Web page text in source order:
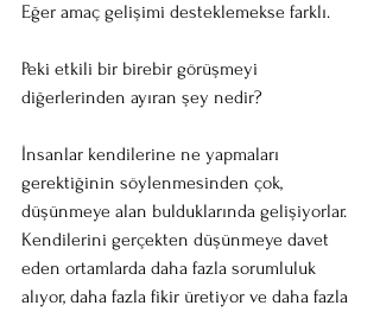
Eğer amaç gelişimi desteklemekse farklı.
Peki etkili bir birebir görüşmeyi
diğerlerinden ayıran şey nedir?
İnsanlar kendilerine ne yapmaları
gerektiğinin söylenmesinden çok,
düşünmeye alan bulduklarında gelişiyorlar.
Kendilerini gerçekten düşünmeye davet
eden ortamlarda daha fazla sorumluluk
alıyor, daha fazla fikir üretiyor ve daha fazla